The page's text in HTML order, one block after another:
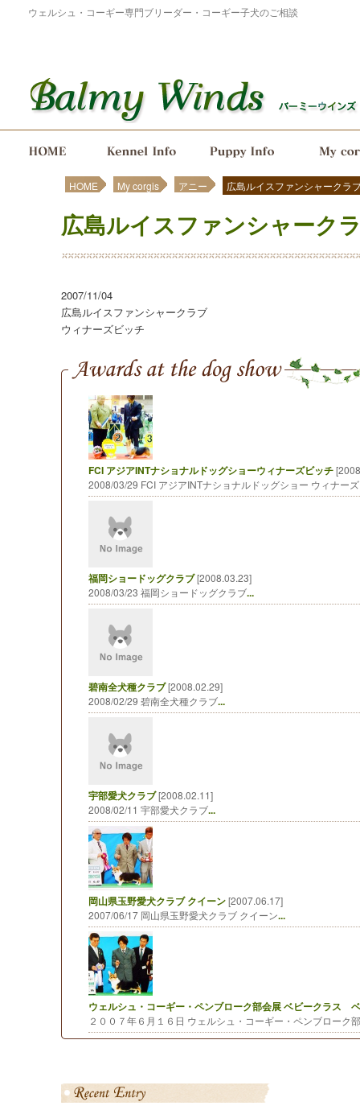
ウェルシュ・コーギー専門ブリーダー・コーギー子犬のご相談
メインコンテンツへ移動
サブコンテンツへ移動
HOME My corgis アニー 広島ルイスファンシャークラ
広島ルイスファンシャーク
2007/11/04
広島ルイスファンシャークラブ
ウィナーズビッチ
FCI アジアINTナショナルドッグショーウィナーズビッチ
2008/03/29 FCI アジアINTナショナルドッグショー ウィナー
福岡ショードッグクラブ[2008.03.23]
2008/03/23 福岡ショードッグクラブ...
碧南全犬種クラブ[2008.02.29]
2008/02/29 碧南全犬種クラブ...
宇部愛犬クラブ[2008.02.11]
2008/02/11 宇部愛犬クラブ...
岡山県玉野愛犬クラブ クイーン[2007.06.17]
2007/06/17 岡山県玉野愛犬クラブ クイーン...
ウェルシュ・コーギー・ペンブローク部会展 ベビークラス
２００７年６月１６日 ウェルシュ・コーギー・ペンブロー